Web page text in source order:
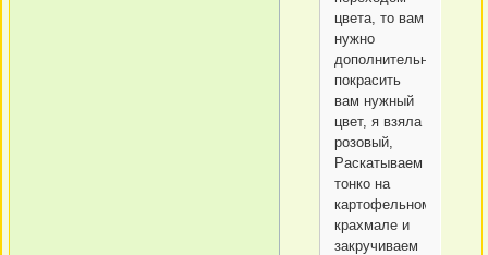
цвета, то вам
нужно
дополнительно
покрасить
вам нужный
цвет, я взяла
розовый,
Раскатываем
тонко на
картофельном
крахмале и
закручиваем